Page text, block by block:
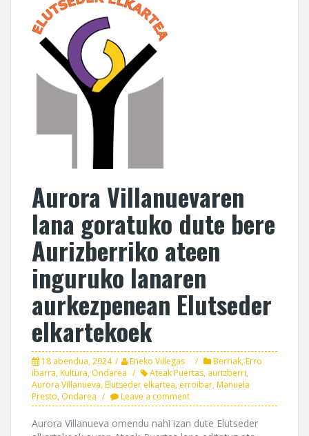
Aurora Villanuevaren
lana goratuko dute bere
Aurizberriko ateen
inguruko lanaren
aurkezpenean Elutseder
elkartekoek
18 abendua, 2024 Eneko Villegas Berriak,Erro
ibarra,Kultura, Ondarea Ateak Puertas, aurizberri,
Aurora Villanueva,Elutseder elkartea, erroibar,Manuela
Presto, Ondarea Leave a comment
Aurora Villanueva omendu nahi izan dute Elutseder